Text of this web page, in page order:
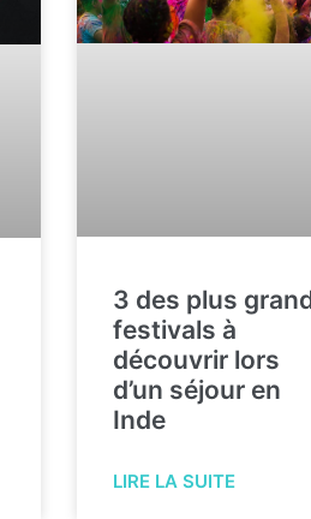
3 des plus
festivals à
découvrir lors
d’un séjour en
Inde
LIRE LA SUITE